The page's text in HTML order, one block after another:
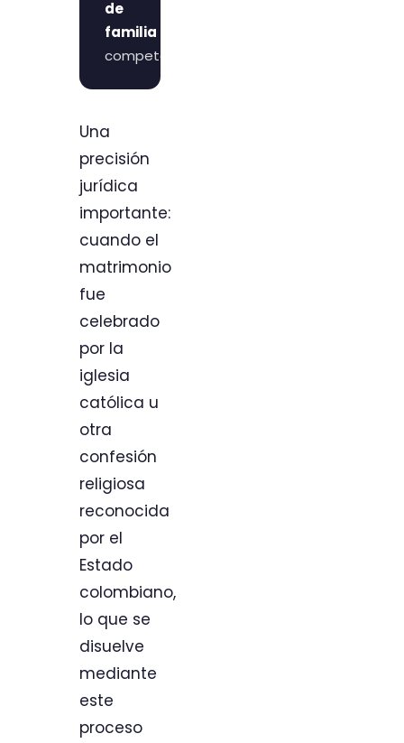
de
familia
competente.
Una
precisión
jurídica
importante:
cuando el
matrimonio
fue
celebrado
por la
iglesia
católica u
otra
confesión
religiosa
reconocida
por el
Estado
colombiano,
lo que se
disuelve
mediante
este
proceso